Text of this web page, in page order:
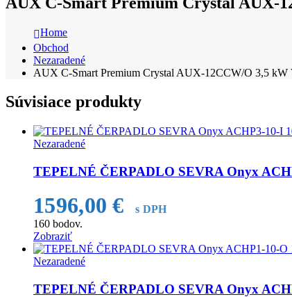
Home
Obchod
Nezaradené
AUX C-Smart Premium Crystal AUX-12CCW/O 3,5 kW
Súvisiace produkty
Nezaradené
TEPELNÉ ČERPADLO SEVRA Onyx
1596,00€
s DPH
160 bodov.
Zobraziť
Nezaradené
TEPELNÉ ČERPADLO SEVRA Onyx